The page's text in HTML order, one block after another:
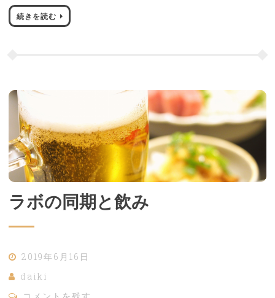
続きを読む
ラボの同期と飲み
2019年6月16日
daiki